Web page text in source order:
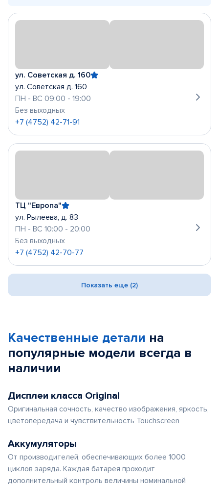
ул. Советская д. 160
ул. Советская д. 160
ПН - ВС 09:00 - 19:00
Без выходных
+7 (4752) 42-71-91
ТЦ "Европа"
ул. Рылеева, д. 83
ПН - ВС 10:00 - 20:00
Без выходных
+7 (4752) 42-70-77
Показать еще (2)
Качественные детали на
популярные модели всегда в
наличии
Дисплеи класса Original
Оригинальная сочность, качество изображения, яркость,
цветопередача и чувствительность Touchscreen
Аккумуляторы
От производителей, обеспечивающих более 1000
циклов заряда. Каждая батарея проходит
дополнительный контроль величины номинальной